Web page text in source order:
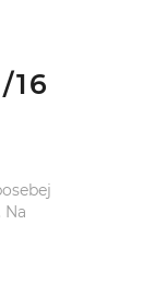
16
Na